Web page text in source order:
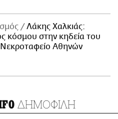
Λάκης Χαλκιάς:
κόσμου στην κηδεία του
Αθηνών
ΔΗΜΟΦΙΛΗ